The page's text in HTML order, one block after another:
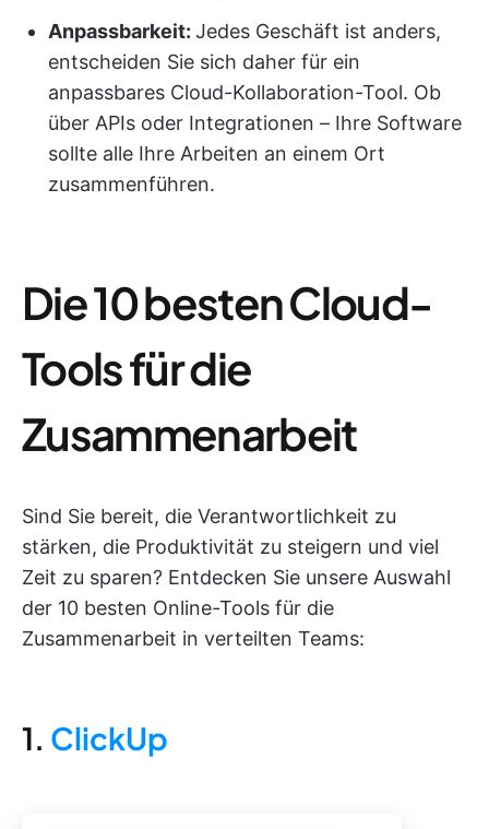
Anpassbarkeit: Jedes Geschäft ist anders,
entscheiden Sie sich daher für ein
anpassbares Cloud-Kollaboration-Tool. Ob
über APIs oder Integrationen – Ihre Software
sollte alle Ihre Arbeiten an einem Ort
zusammenführen.
Die 10 besten Cloud-
Tools für die
Zusammenarbeit
Sind Sie bereit, die Verantwortlichkeit zu
stärken, die Produktivität zu steigern und viel
Zeit zu sparen? Entdecken Sie unsere Auswahl
der 10 besten Online-Tools für die
Zusammenarbeit in verteilten Teams:
1. ClickUp